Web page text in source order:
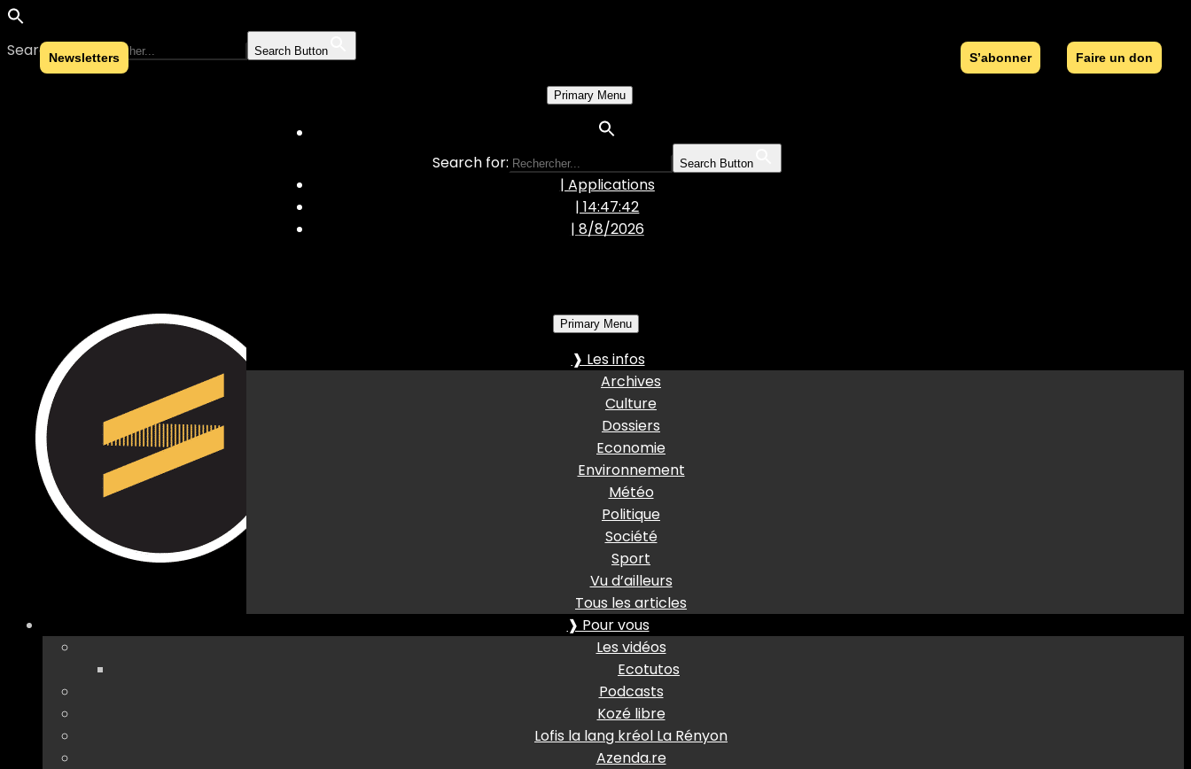
Search for: Search Button
Skip to content
Primary Menu
Search for: Search Button
| Applications
| 14:47:43
| 8/8/2026
Primary Menu
❱ Les infos
Archives
Culture
Dossiers
Economie
Environnement
Météo
Politique
Société
Sport
Vu d’ailleurs
Tous les articles
❱ Pour vous
Les vidéos
Ecotutos
Podcasts
Kozé libre
Lofis la lang kréol La Rényon
Azenda.re
S’abonner Faire un don
Newsletters